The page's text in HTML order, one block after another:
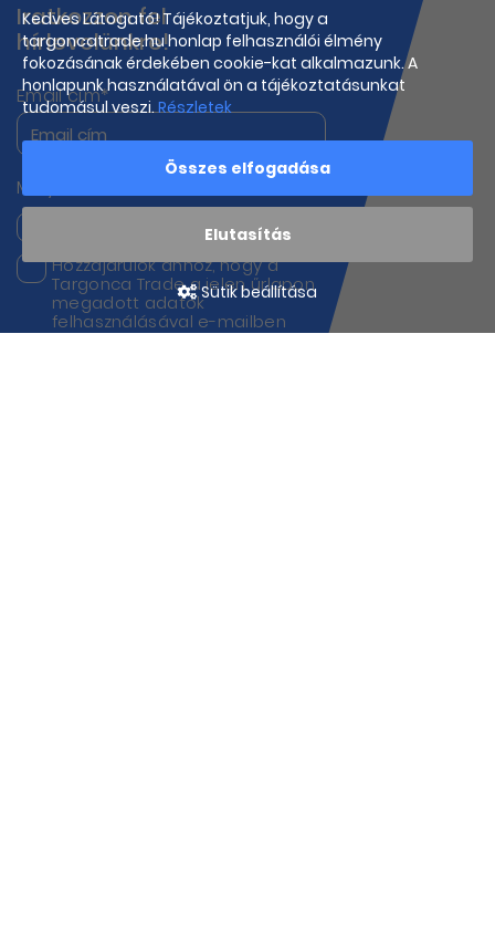
Iratkozzon fel
hírlevelünkre!
Email cím*
Melyik termékeink iránt érdeklődik?
Munkagépek
Hozzájárulok ahhoz, hogy a
Targonca Trade a jelen űrlapon
megadott adatok
felhasználásával e-mailben
kapcsolatba lépjen velem
Kedves Látogató! Tájékoztatjuk, hogy a
targoncatrade.hu honlap felhasználói élmény
fokozásának érdekében cookie-kat alkalmazunk. A
honlapunk használatával ön a tájékoztatásunkat
tudomásul veszi.Részletek
Összes elfogadása
Elutasítás
Sütik beállítása